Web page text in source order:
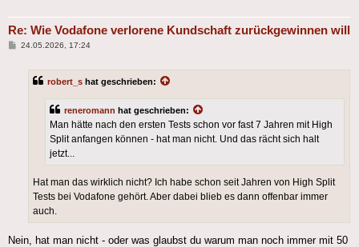
Re: Wie Vodafone verlorene Kundschaft zurückgewinnen will
Beitrag
24.05.2026, 17:24
robert_s hat geschrieben:
reneromann hat geschrieben:
Man hätte nach den ersten Tests schon vor fast 7 Jahren mit High
Split anfangen können - hat man nicht. Und das rächt sich halt
jetzt...
Hat man das wirklich nicht? Ich habe schon seit Jahren von High Split
Tests bei Vodafone gehört. Aber dabei blieb es dann offenbar immer
auch.
Nein, hat man nicht - oder was glaubst du warum man noch immer mit 50